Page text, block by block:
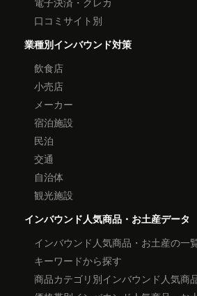
口コミサイト別
業種別インバウンド対策
飲食店
小売店
メーカー
宿泊施設
民泊
交通
自治体
観光施設
インバウンド人気商品・お土産データ
インバウンド人気商品・お土産の一
キーワードから探す
商品カテゴリ別インバウンド人気商